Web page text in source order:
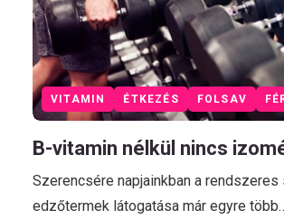
VITAMIN ÉTKEZÉS FOLSAV
B-vitamin nélkül nincs
Szerencsére napjainkban a
edzőtermek látogatása már egyre